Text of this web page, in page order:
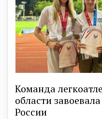
Команда
области
России